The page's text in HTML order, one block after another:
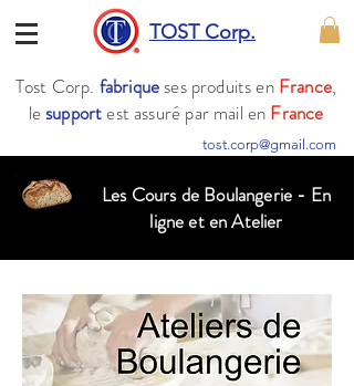
TOST Corp.
Tost Corp. fabrique ses produits en France,
lesupportest assuré par mail en France
tost.corp@gmail.com
Les Cours de Boulangerie - En
ligne et en Atelier